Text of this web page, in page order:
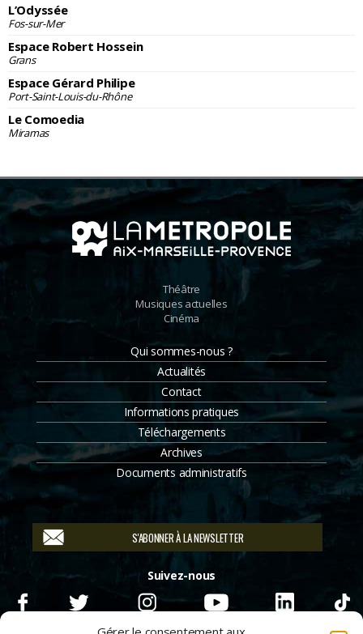
L’Odyssée
Fos-sur-Mer
Espace Robert Hossein
Grans
Espace Gérard Philipe
Port-Saint-Louis-du-Rhône
Le Comoedia
Miramas
Théâtre
Musiques actuelles
Cinéma
Qui sommes-nous ?
Actualités
Contact
Informations pratiques
Téléchargements
Archives
Documents administratifs
S'ABONNER À LA NEWSLETTER
Suivez-nous